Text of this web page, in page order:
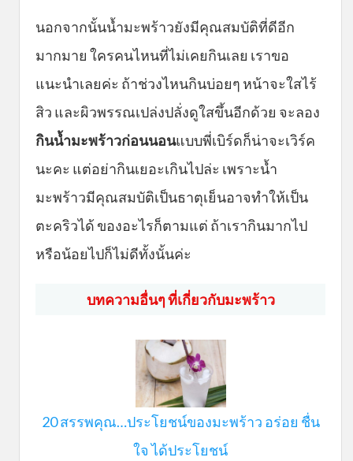
นอกจากนั้นน้ำมะพร้าวยังมีคุณสมบัติที่ดีอีก
มากมาย ใครคนไหนที่ไม่เคยกินเลย เราขอ
แนะนำเลยค่ะ ถ้าช่วงไหนกินบ่อยๆ หน้าจะใสไร้
สิว และผิวพรรณเปล่งปลั่งดูใสขึ้นอีกด้วย จะลอง
กินน้ำมะพร้าวก่อนนอนแบบพี่เบิร์ดก็น่าจะเวิร์ค
นะคะ แต่อย่ากินเยอะเกินไปล่ะ เพราะน้ำ
มะพร้าวมีคุณสมบัติเป็นธาตุเย็นอาจทำให้เป็น
ตะคริวได้ ของอะไรก็ตามแต่ ถ้าเรากินมากไป
หรือน้อยไปก็ไม่ดีทั้งนั้นค่ะ
บทความอื่นๆ ที่เกี่ยวกับมะพร้าว
20 สรรพคุณ…ประโยชน์ของมะพร้าว อร่อย ชื่น
ใจ ได้ประโยชน์